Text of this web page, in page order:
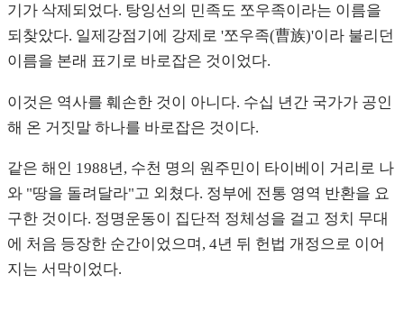
기가 삭제되었다. 탕잉선의 민족도 쪼우족이라는 이름을
되찾았다. 일제강점기에 강제로 '쪼우족(曹族)'이라 불리던
이름을 본래 표기로 바로잡은 것이었다.
이것은 역사를 훼손한 것이 아니다. 수십 년간 국가가 공인
해 온 거짓말 하나를 바로잡은 것이다.
같은 해인 1988년, 수천 명의 원주민이 타이베이 거리로 나
와 "땅을 돌려달라"고 외쳤다. 정부에 전통 영역 반환을 요
구한 것이다. 정명운동이 집단적 정체성을 걸고 정치 무대
에 처음 등장한 순간이었으며, 4년 뒤 헌법 개정으로 이어
지는 서막이었다.